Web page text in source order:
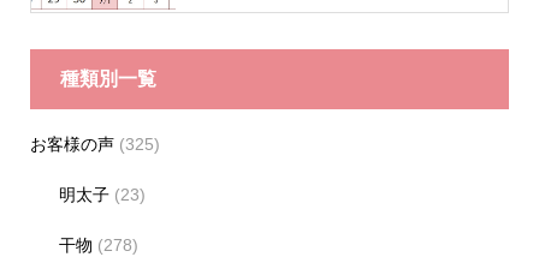
種類別一覧
お客様の声(325)
明太子 (23)
干物 (278)